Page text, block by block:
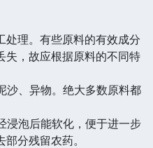
理。有些原料的有效成分
失，故应根据原料的不同特
、异物。绝大多数原料都
泡后能软化，便于进一步
分残留农药。